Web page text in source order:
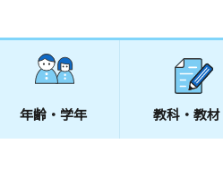
年齢・学年 教科・教材